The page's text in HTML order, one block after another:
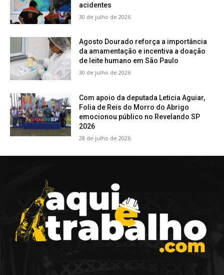
acidentes
30 de julho de 2026
Agosto Dourado reforça a importância
da amamentação e incentiva a doação
de leite humano em São Paulo
30 de julho de 2026
Com apoio da deputada Leticia Aguiar,
Folia de Reis do Morro do Abrigo
emocionou público no Revelando SP
2026
28 de julho de 2026